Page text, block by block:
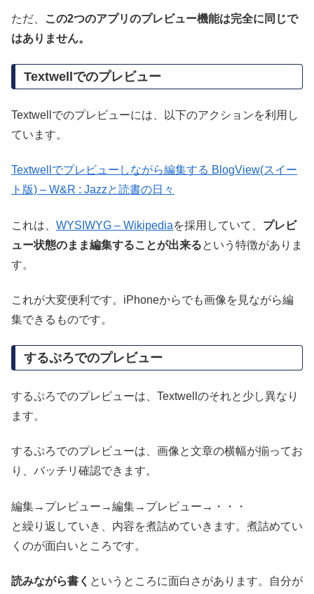
ただ、
この2つのアプリのプレビュー機能は完全に同じで
はありません。
Textwellでのプレビュー
Textwellでのプレビューには、以下のアクションを利用し
ています。
Textwellでプレビューしながら編集する BlogView(スイー
ト版) – W&R : Jazzと読書の日々
これは、 WYSIWYG – Wikipediaを採用していて、 プレビ
ュー状態のまま編集することが出来るという特徴がありま
す。
これが大変便利です。iPhoneからでも画像を見ながら編
集できるものです。
するぷろでのプレビュー
するぷろでのプレビューは、Textwellのそれと少し異なり
ます。
するぷろでのプレビューは、画像と文章の横幅が揃ってお
り、バッチリ確認できます。
編集→プレビュー→編集→プレビュー→・・・
と繰り返していき、内容を煮詰めていきます。煮詰めてい
くのが面白いところです。
読みながら書く というところに面白さがあります。自分が